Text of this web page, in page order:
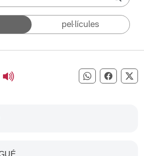
pel·lícules
Compartir